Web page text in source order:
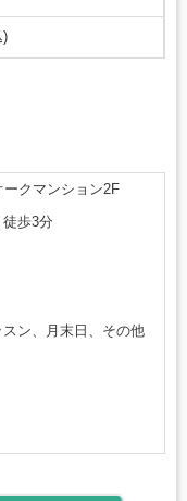
)
クマンション2F
徒歩3分
ン、月末日、その他